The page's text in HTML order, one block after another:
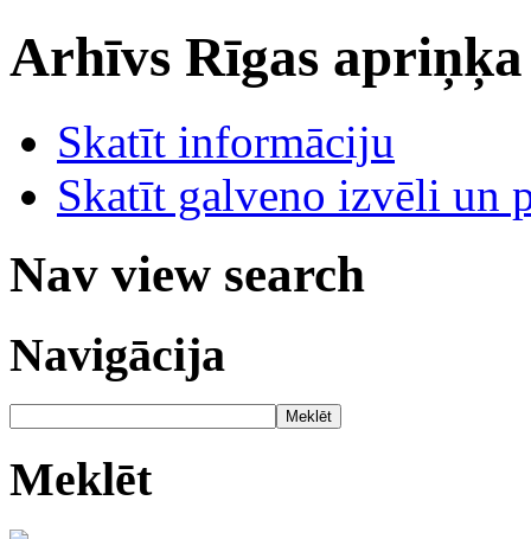
Arhīvs Rīgas
Skatīt informāciju
Skatīt galveno izvēli un
Nav view search
Navigācija
Meklēt
Meklēt